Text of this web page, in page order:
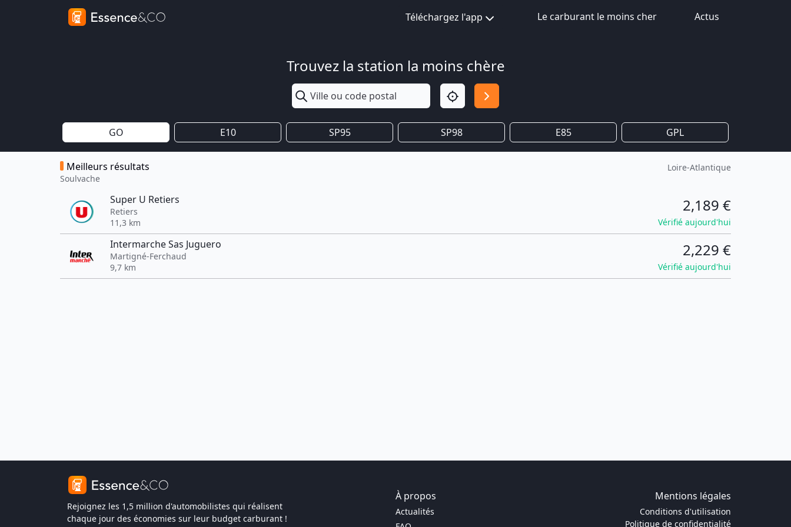
Téléchargez l'app Le carburant le moins cher Actus
Trouvez la station la moins chère
GO E10 SP95 SP98 E85 GPL
Meilleurs résultats
Soulvache
Loire-Atlantique
Super U Retiers
Retiers
11,3 km
2,189 €
Vérifié aujourd'hui
Intermarche Sas Juguero
Martigné-Ferchaud
9,7 km
2,229 €
Vérifié aujourd'hui
Rejoignez les 1,5 million d'automobilistes qui réalisent
chaque jour des économies sur leur budget carburant !
À propos Mentions légales
Actualités
Conditions d'utilisation
Politique de confidentialité